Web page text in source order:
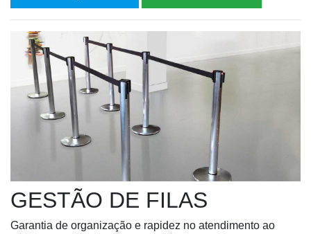
GESTÃO DE FILAS
Garantia de organização e rapidez no atendimento ao